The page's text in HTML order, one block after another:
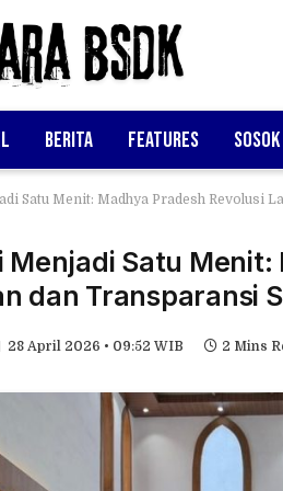
Berita Features Sosok
Satu Menit: Madhya Pradesh Revolusi
Menjadi Satu
dan Transparansi
28 April 2026 • 09:52 WIB 2 Mins